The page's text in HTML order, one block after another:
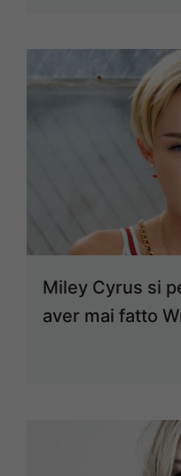
Miley Cyrus si
aver mai fatto